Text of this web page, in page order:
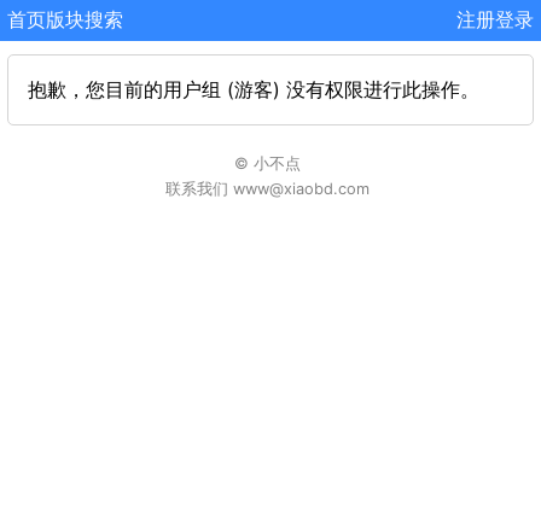
首页版块搜索 注册登录
抱歉，您目前的用户组 (游客) 没有权限进行此操作。
© 小不点
联系我们 www@xiaobd.com